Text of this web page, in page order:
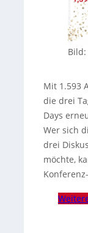
Bild:
Mit 1.593
die drei
Days
Wer sich
drei
möchte,